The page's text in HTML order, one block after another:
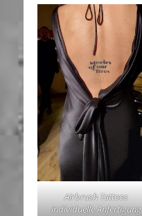
Airbrush Tattoos
individuelle Anfertigung